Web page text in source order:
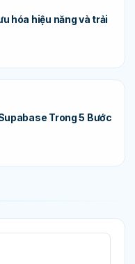
hóa hiệu năng và trải
Trong 5 Bước